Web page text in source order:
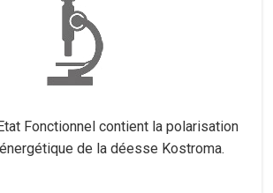
Fonctionnel contient la polarisation
de la déesse Kostroma.